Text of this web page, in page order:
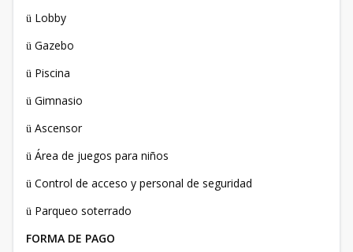
ü Lobby
ü Gazebo
ü Piscina
ü Gimnasio
ü Ascensor
ü Área de juegos para niños
ü Control de acceso y personal de seguridad
ü Parqueo soterrado
FORMA DE PAGO